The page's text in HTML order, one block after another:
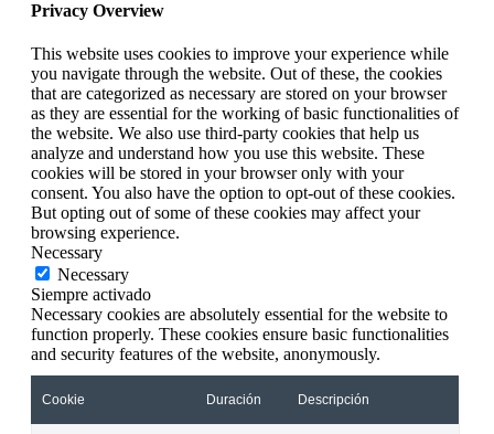
Privacy Overview
This website uses cookies to improve your experience while
you navigate through the website. Out of these, the cookies
that are categorized as necessary are stored on your browser
as they are essential for the working of basic functionalities of
the website. We also use third-party cookies that help us
analyze and understand how you use this website. These
cookies will be stored in your browser only with your
consent. You also have the option to opt-out of these cookies.
But opting out of some of these cookies may affect your
browsing experience.
Necessary
Necessary
Siempre activado
Necessary cookies are absolutely essential for the website to
function properly. These cookies ensure basic functionalities
and security features of the website, anonymously.
Cookie Duración Descripción